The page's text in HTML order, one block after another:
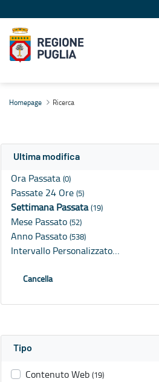
Homepage Ricerca
Ultima modifica
Ora Passata (0)
Passate 24 Ore (5)
Settimana Passata(19)
Mese Passato (52)
Anno Passato (538)
Intervallo Personalizzato…
Cancella
Tipo
Contenuto Web (19)